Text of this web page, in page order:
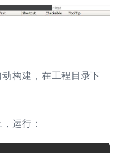
构建，在工程目录下
运行：